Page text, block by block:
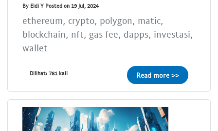
By Eldi Y Posted on 19 Jul, 2024
ethereum, crypto, polygon, matic,
blockchain, nft, gas fee, dapps, investasi,
wallet
Dilihat: 781 kali Read more >>